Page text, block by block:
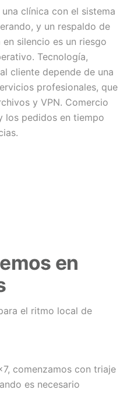
clínica con el sistema
y un respaldo de
silencio es un riesgo
Tecnología,
cliente depende de una
profesionales, que
y VPN. Comercio
los pedidos en tiempo
en
el ritmo local de
comenzamos con triaje
es necesario